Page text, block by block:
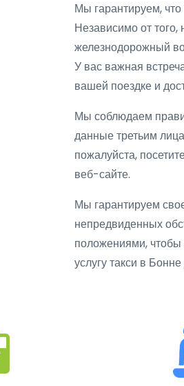
Мы гарантируем,
Независимо от
железнодорожный
У вас важная
вашей поездке и
Мы соблюдаем
данные третьим
пожалуйста,
веб-сайте.
Мы гарантируем
непредвиденных
положениями,
услугу такси в